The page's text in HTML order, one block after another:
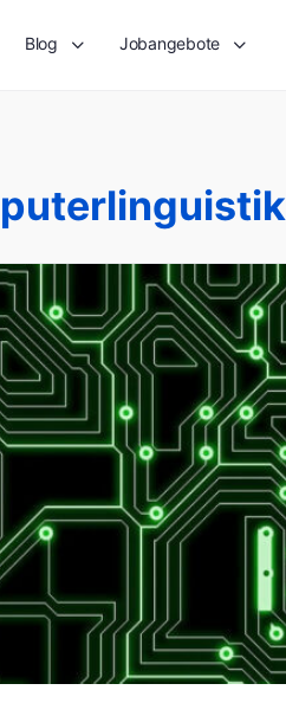
Blog Jobangebote